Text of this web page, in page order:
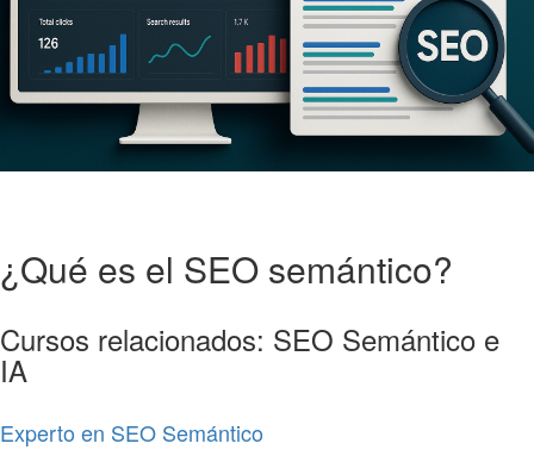
¿Qué es el SEO semántico?
Cursos relacionados: SEO Semántico e
IA
Experto en SEO Semántico